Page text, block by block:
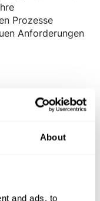
About
and ads, to
Prozesse
Anforderungen
– insbesondere
2025 auf die
ESRS zu
Zeit für die
– idealerweise